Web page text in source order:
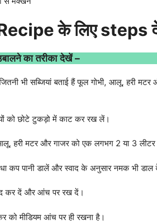
के लिए steps
का तरीका देखें –
भी सब्जियां बताई हैं फूल गोभी, आलू, हरी
को छोटे टुकड़ो में काट कर रख लें।
हरी मटर और गाजर को एक लगभग 2 या 3
कप पानी डालें और स्वाद के अनुसार नमक भी डाल
कर दें और आंच पर रख दें।
को मीडियम आंच पर ही रखना है।